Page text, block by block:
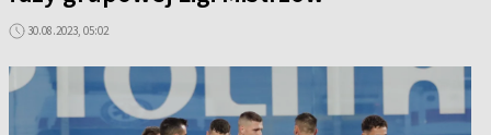
30.08.2023, 05:02